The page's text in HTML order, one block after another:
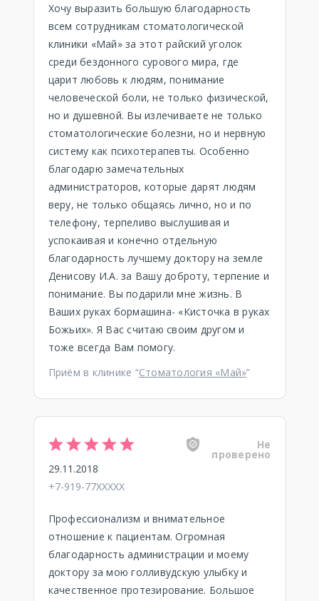
Хочу выразить большую благодарность
всем сотрудникам стоматологической
клиники «Май» за этот райский уголок
среди бездонного сурового мира, где
царит любовь к людям, понимание
человеческой боли, не только физической,
но и душевной. Вы излечиваете не только
стоматологические болезни, но и нервную
систему как психотерапевты. Особенно
благодарю замечательных
администраторов, которые дарят людям
веру, не только общаясь лично, но и по
телефону, терпеливо выслушивая и
успокаивая и конечно отдельную
благодарность лучшему доктору на земле
Денисову И.А. за Вашу доброту, терпение и
понимание. Вы подарили мне жизнь. В
Ваших руках бормашина- «Кисточка в руках
Божьих». Я Вас считаю своим другом и
тоже всегда Вам помогу.
Приём в клинике “Стоматология «Май»”
Не
проверено
29.11.2018
+7-919-77XXXXX
Профессионализм и внимательное
отношение к пациентам. Огромная
благодарность администрации и моему
доктору за мою голливудскую улыбку и
качественное протезирование. Большое